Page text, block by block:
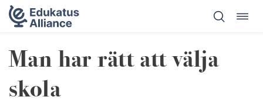
Hoppa
Man har rätt att välja
skola